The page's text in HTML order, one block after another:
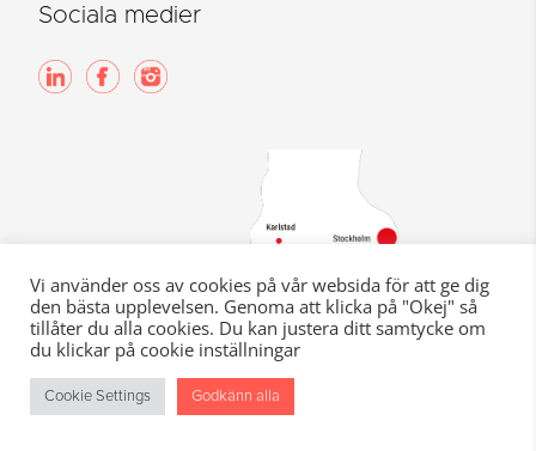
Sociala medier
Vi använder oss av cookies på vår websida för att ge dig
den bästa upplevelsen. Genoma att klicka på "Okej" så
tillåter du alla cookies. Du kan justera ditt samtycke om
du klickar på cookie inställningar
Cookie Settings Godkänn alla